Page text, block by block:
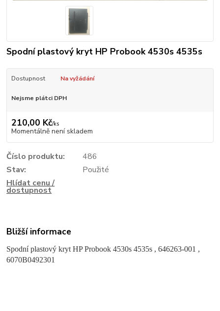
Spodní plastový kryt HP Probook 4530s 4535s
Dostupnost Na vyžádání
Nejsme plátci DPH
210,00 Kč/ks
Momentálně není skladem
Číslo produktu:
486
Stav:
Použité
Hlídat cenu /
dostupnost
Bližší informace
Spodní plastový kryt HP Probook 4530s 4535s , 646263-001 ,
6070B0492301